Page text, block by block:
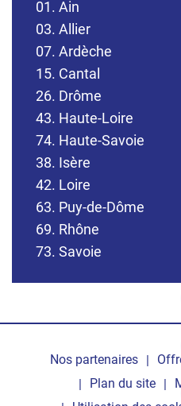
01. Ain
03. Allier
07. Ardèche
15. Cantal
26. Drôme
43. Haute-Loire
74. Haute-Savoie
38. Isère
42. Loire
63. Puy-de-Dôme
69. Rhône
73. Savoie
deNos partenaires
Plan du site